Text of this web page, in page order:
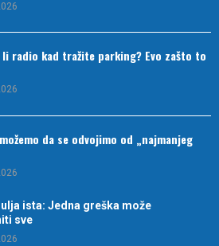
li radio kad tražite parking? Evo zašto to
da se odvojimo od „najmanjeg
ulja ista: Jedna greška može
sve